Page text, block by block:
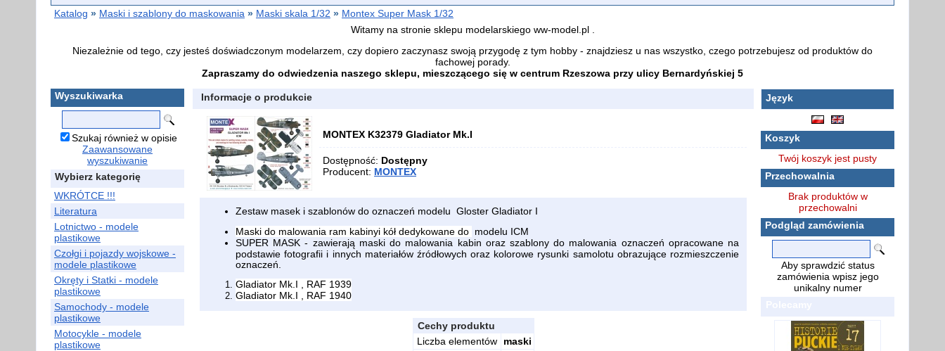
Katalog » Maski i szablony do maskowania » Maski skala 1/32 » Montex Super Mask 1/32
Witamy na stronie sklepu modelarskiego ww-model.pl .
Niezależnie od tego, czy jesteś doświadczonym modelarzem, czy dopiero zaczynasz swoją przygodę z tym hobby - znajdziesz u nas wszystko, czego potrzebujesz od produktów do
fachowej porady.
Zapraszamy do odwiedzenia naszego sklepu, mieszczącego się w centrum Rzeszowa przy ulicy Bernardyńskiej 5
Wyszukiwarka
Szukaj również w opisie
Zaawansowane
wyszukiwanie
Wybierz kategorię
WKRÓTCE !!!
Literatura
Lotnictwo - modele
plastikowe
Czołgi i pojazdy wojskowe -
modele plastikowe
Okręty i Statki - modele
plastikowe
Samochody - modele
plastikowe
Motocykle - modele
plastikowe
Informacje o produkcie
MONTEX K32379 Gladiator Mk.I
Dostępność: Dostępny
Producent: MONTEX
Zestaw masek i szablonów do oznaczeń modelu Gloster Gladiator I
Maski do malowania ram kabinyi kół dedykowane do modelu ICM
SUPER MASK - zawierają maski do malowania kabin oraz szablony do malowania oznaczeń opracowane na
podstawie fotografii i innych materiałów źródłowych oraz kolorowe rysunki samolotu obrazujące rozmieszczenie
oznaczeń.
Gladiator Mk.I , RAF 1939
Gladiator Mk.I , RAF 1940
Cechy produktu
Liczba elementów
maski
Język
Koszyk
Twój koszyk jest pusty
Przechowalnia
Brak produktów w
przechowalni
Podgląd zamówienia
Aby sprawdzić status
zamówienia wpisz jego
unikalny numer